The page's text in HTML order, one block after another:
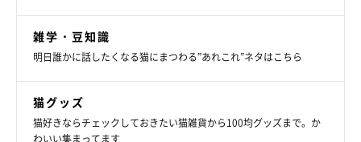
おっとりのんびり屋で、誰にでもスリスリ寄っていく社交的な猫
のハクくん。人見知りだけれど、とにかく飼い主さんにベッタリ
普段の2匹は、あまりベッタリせずにいい距離感で過ごしている
雑学・豆知識
明日誰かに話したくなる猫にまつわる”あれこれ”ネタはこちら
猫グッズ
猫好きならチェックしておきたい猫雑貨から100均グッズまで。か
わいい集まってます